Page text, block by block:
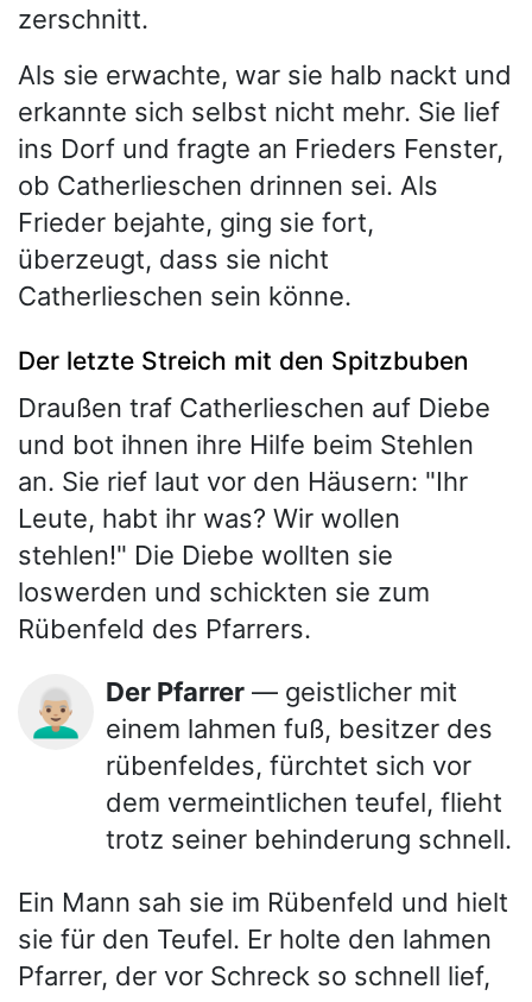
zerschnitt.
Als sie erwachte, war sie halb nackt und
erkannte sich selbst nicht mehr. Sie lief
ins Dorf und fragte an Frieders Fenster,
ob Catherlieschen drinnen sei. Als
Frieder bejahte, ging sie fort,
überzeugt, dass sie nicht
Catherlieschen sein könne.
Der letzte Streich mit den Spitzbuben
Draußen traf Catherlieschen auf Diebe
und bot ihnen ihre Hilfe beim Stehlen
an. Sie rief laut vor den Häusern: "Ihr
Leute, habt ihr was? Wir wollen
stehlen!" Die Diebe wollten sie
loswerden und schickten sie zum
Rübenfeld des Pfarrers.
👨🏼‍🦳 Der Pfarrer — geistlicher mit
einem lahmen fuß, besitzer des
rübenfeldes, fürchtet sich vor
dem vermeintlichen teufel, flieht
trotz seiner behinderung schnell.
Ein Mann sah sie im Rübenfeld und hielt
sie für den Teufel. Er holte den lahmen
Pfarrer, der vor Schreck so schnell lief,